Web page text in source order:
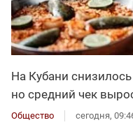
На Кубани
но средний чек
Общество сегодня,